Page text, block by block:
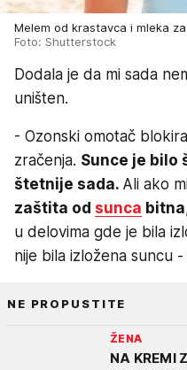
Melem od krastavca i mleka
Foto: Shutterstock
Dodala je da mi sada
uništen.
- Ozonski omotač
zračenja. Sunce je bilo
štetnije sada. Ali ako
zaštita od sunca bitna
u delovima gde je bila
nije bila izložena suncu
NE PROPUSTITE
ŽENA
NA KREMI